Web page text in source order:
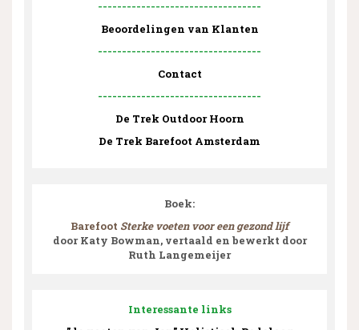
----------------------------------
Beoordelingen van Klanten
----------------------------------
Contact
----------------------------------
De Trek Outdoor Hoorn
De Trek Barefoot Amsterdam
Boek:
Barefoot Sterke voeten voor een gezond lijf
door Katy Bowman, vertaald en bewerkt door
Ruth Langemeijer
Interessante links